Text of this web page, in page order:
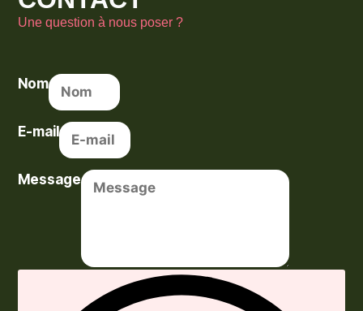
Une question à nous poser ?
Nom
E-mail
Message